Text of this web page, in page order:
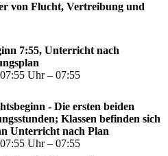
von Flucht, Vertreibung und
7:55, Unterricht nach
Uhr – 07:55
- Die ersten beiden
Klassen befinden sich
Unterricht nach Plan
Uhr – 07:55